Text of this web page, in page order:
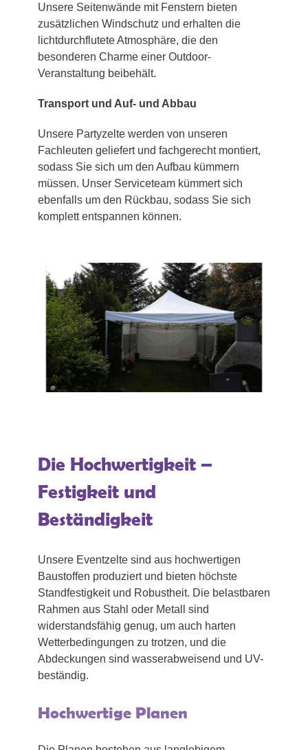
Unsere Seitenwände mit Fenstern bieten
zusätzlichen Windschutz und erhalten die
lichtdurchflutete Atmosphäre, die den
besonderen Charme einer Outdoor-
Veranstaltung beibehält.
Transport und Auf- und Abbau
Unsere Partyzelte werden von unseren
Fachleuten geliefert und fachgerecht montiert,
sodass Sie sich um den Aufbau kümmern
müssen. Unser Serviceteam kümmert sich
ebenfalls um den Rückbau, sodass Sie sich
komplett entspannen können.
Die Hochwertigkeit –
Festigkeit und
Beständigkeit
Unsere Eventzelte sind aus hochwertigen
Baustoffen produziert und bieten höchste
Standfestigkeit und Robustheit. Die belastbaren
Rahmen aus Stahl oder Metall sind
widerstandsfähig genug, um auch harten
Wetterbedingungen zu trotzen, und die
Abdeckungen sind wasserabweisend und UV-
beständig.
Hochwertige Planen